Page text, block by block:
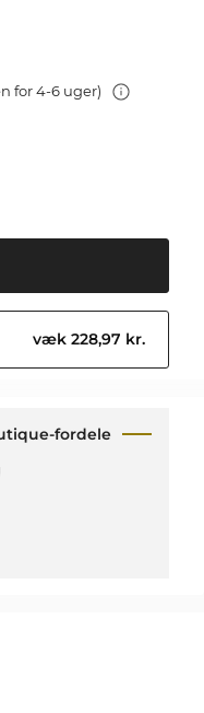
for 4-6 uger)
væk 228,97 kr.
fordele